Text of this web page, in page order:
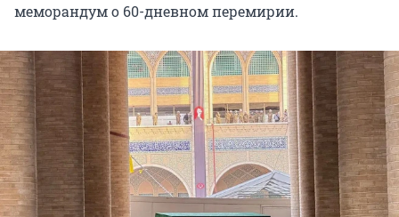
меморандум о 60-дневном перемирии.